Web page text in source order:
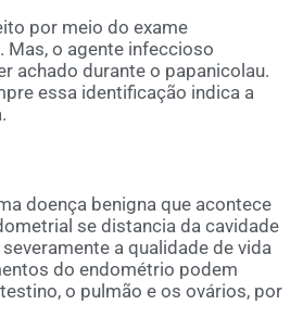
por meio do exame
o agente infeccioso
achado durante o papanicolau.
essa identificação indica a
doença benigna que acontece
se distancia da cavidade
a qualidade de vida
do endométrio podem
o pulmão e os ovários, por